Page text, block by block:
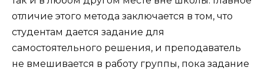
отличие этого метода заключается в том, что
студентам дается задание для
самостоятельного решения, и преподаватель
не вмешивается в работу группы, пока задание